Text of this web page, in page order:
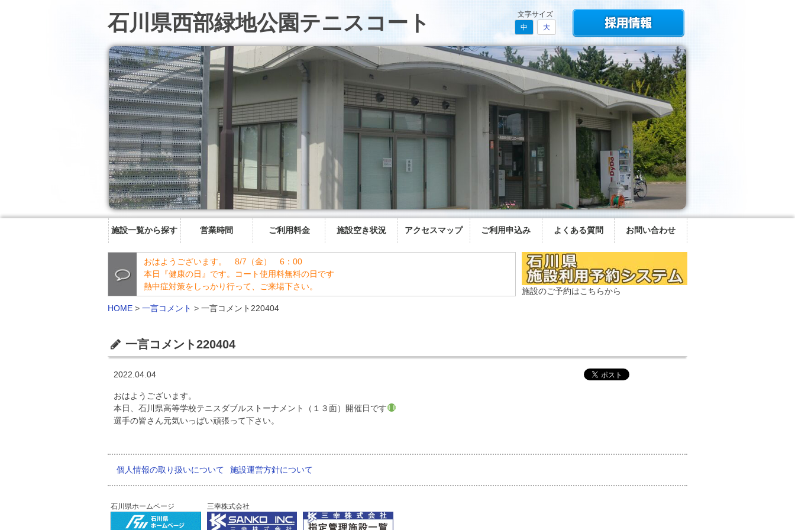
石川県西部緑地公園テニスコート
文字サイズ
中
大
施設一覧から探す 営業時間 ご利用料金 施設空き状況 アクセスマップ ご利用申込み よくある質問 お問い合わせ
おはようございます。 8/7（金） 6：00
本日『健康の日』です。コート使用料無料の日です
熱中症対策をしっかり行って、ご来場下さい。
HOME > 一言コメント > 一言コメント220404
施設のご予約はこちらから
一言コメント220404
2022.04.04
おはようございます。
本日、石川県高等学校テニスダブルストーナメント（１３面）開催日です
選手の皆さん元気いっぱい頑張って下さい。
個人情報の取り扱いについて 施設運営方針について
石川県ホームページ 三幸株式会社